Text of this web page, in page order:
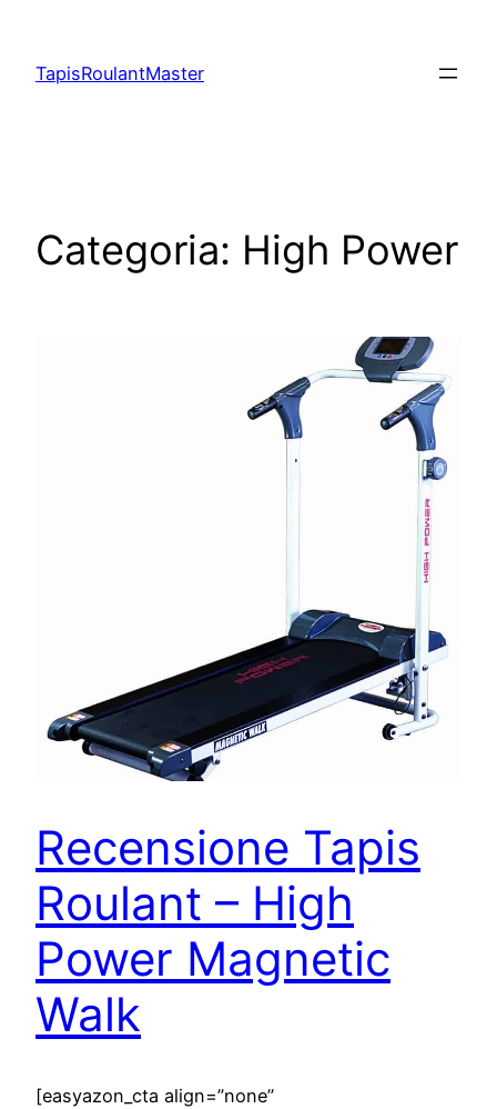
contenuto
TapisRoulantMaster
Categoria: High Power
Recensione Tapis
Roulant – High
Power Magnetic
Walk
[easyazon_cta align=”none”